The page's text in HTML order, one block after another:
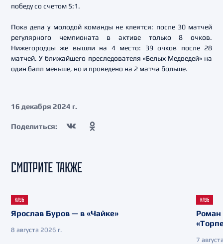
победу со счетом 5:1.
Пока дела у молодой команды не клеятся: после 30 матчей
регулярного чемпионата в активе только 8 очков.
Нижегородцы же вышли на 4 место: 39 очков после 28
матчей. У ближайшего преследователя «Белых Медведей» на
один балл меньше, но и проведено на 2 матча больше.
16 декабря 2024 г.
Поделиться:
СМОТРИТЕ ТАКЖЕ
КЛУБ
Ярослав Буров — в «Чайке»
8 августа 2026 г.
КЛУБ
Роман
7